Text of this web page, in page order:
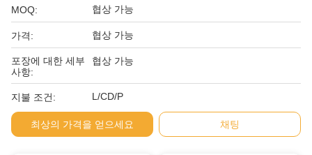
MOQ: 협상 가능
가격: 협상 가능
포장에 대한 세부
사항:
협상 가능
지불 조건: L/CD/P
최상의 가격을 얻으세요 채팅